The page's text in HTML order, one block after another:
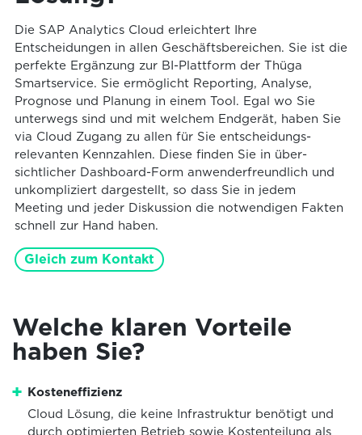
Die SAP Analytics Cloud erleichtert Ihre
Entscheidungen in allen Geschäfts­­­bereichen. Sie ist die
perfekte Ergänzung zur BI-Plattform der Thüga
Smartservice. Sie ermöglicht Reporting, Analyse,
Prognose und Planung in einem Tool. Egal wo Sie
unterwegs sind und mit welchem End­­­gerät, haben Sie
via Cloud Zugang zu allen für Sie entscheidungs­­
relevanten Kennzahlen. Diese finden Sie in über­
sichtlicher Dashboard-Form anwenderfreund­lich und
unkompliziert dargestellt, so dass Sie in jedem
Meeting und jeder Diskussion die notwendigen Fakten
schnell zur Hand haben.
Gleich zum Kontakt
Welche klaren Vorteile
haben Sie?
Kosteneffizienz
Cloud Lösung, die keine Infrastruktur benötigt und
durch optimierten Betrieb sowie Kostenteilung als